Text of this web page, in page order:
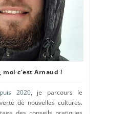
moi c'est Arnaud !
2020, je parcours le
de nouvelles cultures.